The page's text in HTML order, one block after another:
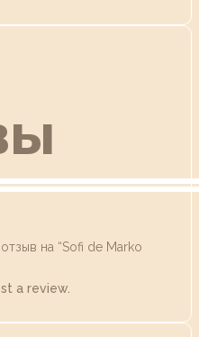
на “Sofi de Marko
a review.